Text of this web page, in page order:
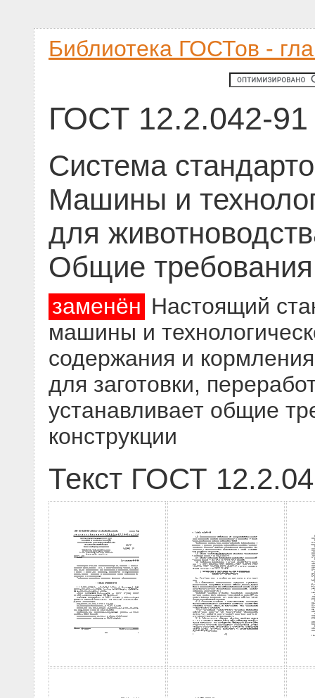
Библиотека ГОСТов -
ГОСТ 12.2.042-91
Система
Машины и
для
Общие требования
заменён Настоящий
машины и
содержания и
для заготовки,
устанавливает общие
конструкции
Текст ГОСТ